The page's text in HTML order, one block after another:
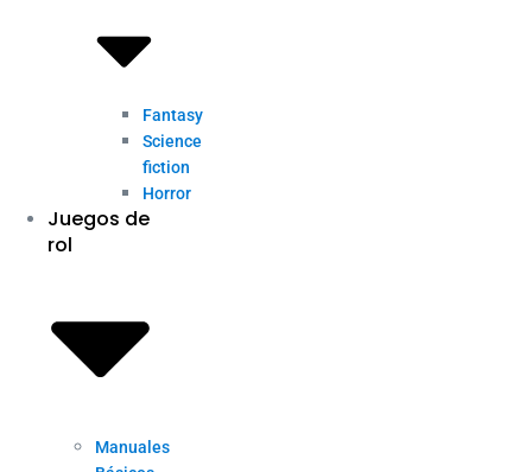
Fantasy
Science
fiction
Horror
Juegos de
rol
Manuales